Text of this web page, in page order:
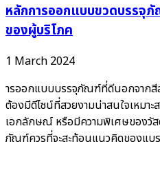
หลักการออกแบบขวดบรรจุ
ของผู้บริโภค
1 March 2024
ารออกแบบบรรจุภัณฑ์ที่ดีนอกจากสี
ต้องมีดีไซน์ที่สวยงามน่าสนใจเหม
เอกลักษณ์ หรือมีความพิเศษของวั
ภัณฑ์ควรที่จะสะท้อนแนวคิดของแบ